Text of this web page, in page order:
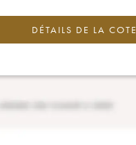
DÉTAILS DE LA COTE